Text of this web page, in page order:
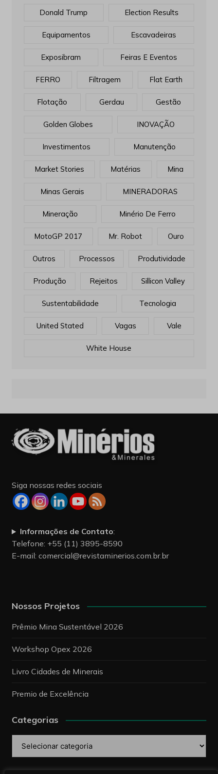
Donald Trump Election Results
Equipamentos Escavadeiras
Exposibram Feiras E Eventos
FERRO Filtragem Flat Earth
Flotação Gerdau Gestão
Golden Globes INOVAÇÃO
Investimentos Manutenção
Market Stories Matérias Mina
Minas Gerais MINERADORAS
Mineração Minério De Ferro
MotoGP 2017 Mr. Robot Ouro
Outros Processos Produtividade
Produção Rejeitos Sillicon Valley
Sustentabilidade Tecnologia
United Stated Vagas Vale
White House
Siga nossas redes sociais
Informações de Contato:
Telefone: +55 (11) 3895-8590
E-mail: comercial@revistaminerios.com.br.br
Nossos Projetos
Prêmio Mina Sustentável 2026
Workshop Opex 2026
Livro Cidades de Minerais
Premio de Excelência
Categorias